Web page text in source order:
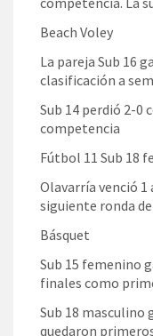
Beach Voley
La pareja Sub 16
clasificación a
Sub 14 perdió 2-0
competencia
Fútbol 11 Sub 18
Olavarría venció 1
siguiente ronda
Básquet
Sub 15 femenino
finales como
Sub 18 masculino
quedaron